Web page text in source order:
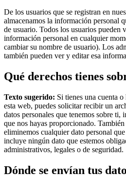
De los usuarios que se registran en
almacenamos la información personal
de usuario. Todos los usuarios pueden
información personal en cualquier
cambiar su nombre de usuario). Los
también pueden ver y editar esa
Qué derechos tienes
Texto sugerido: Si tienes una cuenta
esta web, puedes solicitar recibir un
datos personales que tenemos sobre
que nos hayas proporcionado.
eliminemos cualquier dato personal
incluye ningún dato que estemos
administrativos, legales o de seguridad.
Dónde se envían tus